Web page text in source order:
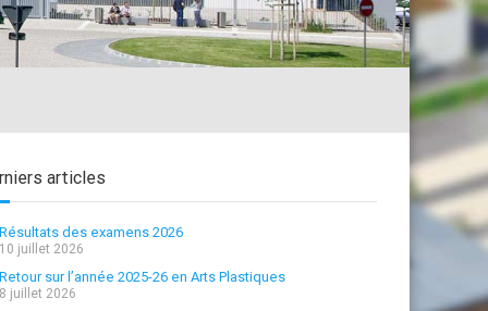
articles
des examens 2026
juillet 2026
sur l’année 2025-26 en Arts Plastiques
juillet 2026